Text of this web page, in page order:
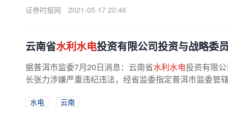
证券时报网
2021-05-17 20:46
云南省水利水电投资有限公司投资与战略委
据普洱市监委7月20日消息：云南省水利水电投资有限
长张力涉嫌严重违纪违法，经省监委指定普洱市监委管
水电
云南